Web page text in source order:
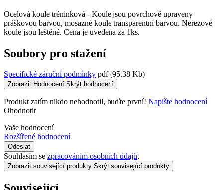
Ocelová koule tréninková - Koule jsou povrchově upraveny
práškovou barvou, mosazné koule transparentní barvou. Nerezové
koule jsou leštěné. Cena je uvedena za 1ks.
Soubory pro stažení
Specifické záruční podmínky pdf (95.38 Kb)
Zobrazit Hodnocení Skrýt hodnocení
Produkt zatím nikdo nehodnotil, buďte první! Napište hodnocení
Ohodnotit
Vaše hodnocení
Rozšířené hodnocení
Odeslat
Souhlasím se zpracováním osobních údajů.
Zobrazit související produkty Skrýt související produkty